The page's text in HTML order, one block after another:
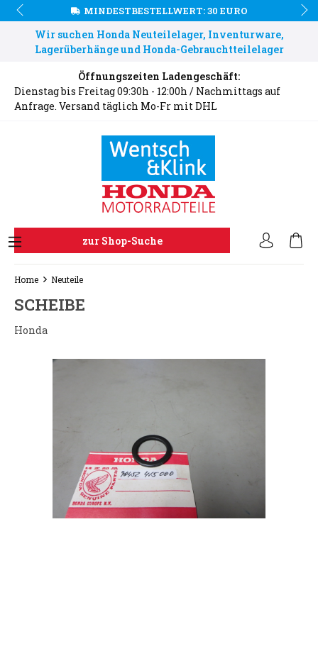
MINDESTBESTELLWERT: 30 EURO
Wir suchen Honda Neuteilelager, Inventurware,
Lagerüberhänge und Honda-Gebrauchtteilelager
Öffnungszeiten Ladengeschäft:
Dienstag bis Freitag 09:30h - 12:00h / Nachmittags auf
Anfrage. Versand täglich Mo-Fr mit DHL
zur Shop-Suche
Home Neuteile
SCHEIBE
Honda